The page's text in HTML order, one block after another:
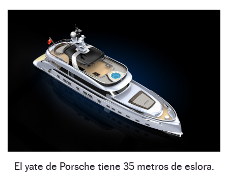
El yate de Porsche tiene 35 metros de eslora.